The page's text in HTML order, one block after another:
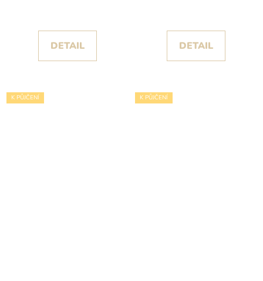
DETAIL DETAIL
K PŮJČENÍ K PŮJČENÍ